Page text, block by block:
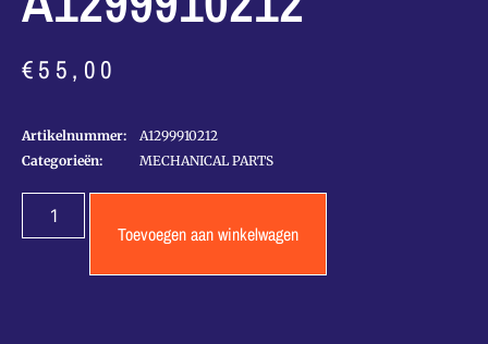
€55,00
Artikelnummer:
A1299910212
Categorieën:
MECHANICAL PARTS
Toevoegen aan winkelwagen